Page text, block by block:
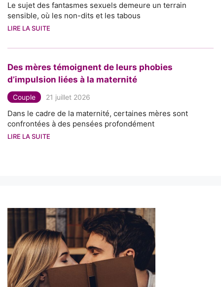
Le sujet des fantasmes sexuels demeure un terrain
sensible, où les non-dits et les tabous
LIRE LA SUITE
Des mères témoignent de leurs phobies
d’impulsion liées à la maternité
Couple 21 juillet 2026
Dans le cadre de la maternité, certaines mères sont
confrontées à des pensées profondément
LIRE LA SUITE